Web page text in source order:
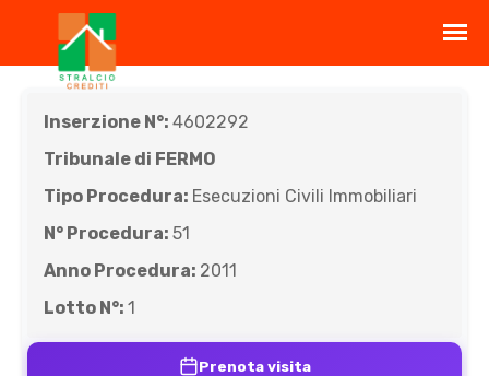
Inserzione N°: 4602292
Tribunale di FERMO
Tipo Procedura: Esecuzioni Civili Immobiliari
N° Procedura: 51
Anno Procedura: 2011
Lotto N°: 1
Prenota visita